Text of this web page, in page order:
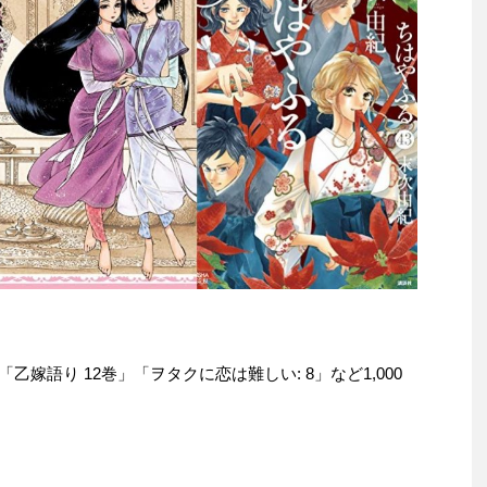
乙嫁語り 12巻」「ヲタクに恋は難しい: 8」など1,000